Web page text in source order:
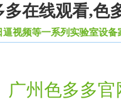
在线观看,色
等一系列实验室设备家具
广州色多多